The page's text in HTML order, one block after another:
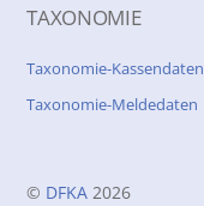
TAXONOMIE
Taxonomie-Kassendaten
Taxonomie-Meldedaten
© DFKA 2026